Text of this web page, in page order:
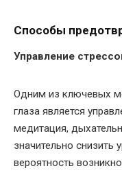
Способы
Управление
Одним из ключевых
глаза является
медитация,
значительно снизить
вероятность